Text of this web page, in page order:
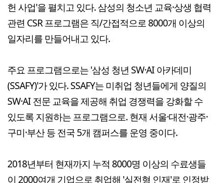
헌 사업'을 펼치고 있다. 삼성의 청소년 교육·상생 협력
관련 CSR 프로그램은 직/간접적으로 8000개 이상의
일자리를 만들어내고 있다.
주요 프로그램으로는 '삼성 청년 SW·AI 아카데미
(SSAFY)'가 있다. SSAFY는 미취업 청년들에게 양질의
SW·AI 전문 교육을 제공해 취업 경쟁력을 강화할 수
있도록 지원하는 프로그램으로. 현재 서울·대전·광주·
구미·부산 등 전국 5개 캠퍼스를 운영 중이다.
2018년부터 현재까지 누적 8000명 이상의 수료생들
이 2000여개 기업으로 취업해 '실전형 인재'로 인정받